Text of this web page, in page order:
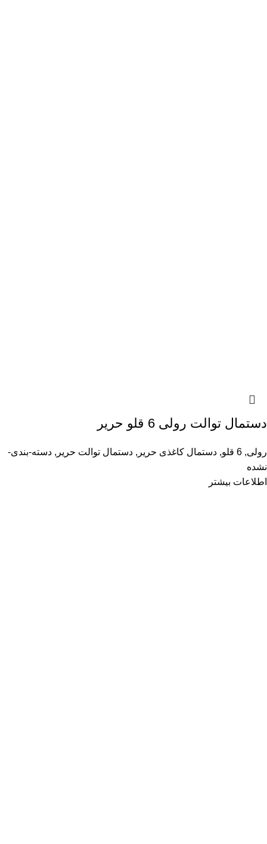
دستمال توالت رولی 6 قلو حریر
رولی, 6 قلو , دستمال کاغذی حریر , دستمال توالت حریر , دسته-بندی-
نشده
اطلاعات بیشتر